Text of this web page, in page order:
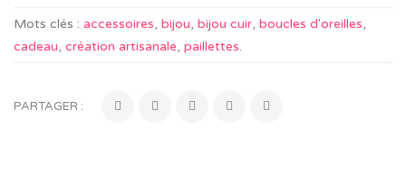
Mots clés : accessoires, bijou, bijou cuir, boucles d'oreilles,
cadeau, création artisanale, paillettes.
PARTAGER :